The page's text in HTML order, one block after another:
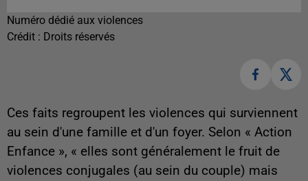
Numéro dédié aux violences
Crédit : Droits réservés
Ces faits regroupent les violences qui surviennent
au sein d'une famille et d'un foyer. Selon « Action
Enfance », « elles sont généralement le fruit de
violences conjugales (au sein du couple) mais